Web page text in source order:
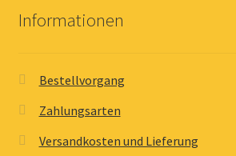
Informationen
Bestellvorgang
Zahlungsarten
Versandkosten und Lieferung